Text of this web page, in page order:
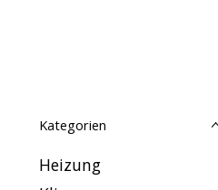
Kategorien
Heizung